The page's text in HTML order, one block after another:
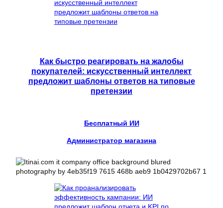
Как быстро реагировать на жалобы
покупателей: искусственный интеллект
предложит шаблоны ответов на типовые
претензии
Бесплатный ИИ
Администратор магазина